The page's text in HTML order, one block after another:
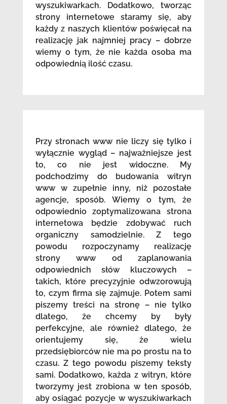
wyszukiwarkach. Dodatkowo, tworząc
strony internetowe staramy się, aby
każdy z naszych klientów poświęcał na
realizację jak najmniej pracy – dobrze
wiemy o tym, że nie każda osoba ma
odpowiednią ilość czasu.
Przy stronach www nie liczy się tylko i
wyłącznie wygląd – najważniejsze jest
to, co nie jest widoczne. My
podchodzimy do budowania witryn
www w zupełnie inny, niż pozostałe
agencje, sposób. Wiemy o tym, że
odpowiednio zoptymalizowana strona
internetowa będzie zdobywać ruch
organiczny samodzielnie. Z tego
powodu rozpoczynamy realizację
strony www od zaplanowania
odpowiednich słów kluczowych –
takich, które precyzyjnie odwzorowują
to, czym firma się zajmuje. Potem sami
piszemy treści na stronę – nie tylko
dlatego, że chcemy by były
perfekcyjne, ale również dlatego, że
orientujemy się, że wielu
przedsiębiorców nie ma po prostu na to
czasu. Z tego powodu piszemy teksty
sami. Dodatkowo, każda z witryn, które
tworzymy jest zrobiona w ten sposób,
aby osiągać pozycje w wyszukiwarkach